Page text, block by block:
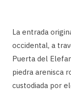
La entrada
occidental, a
Puerta del
piedra arenisca
custodiada por